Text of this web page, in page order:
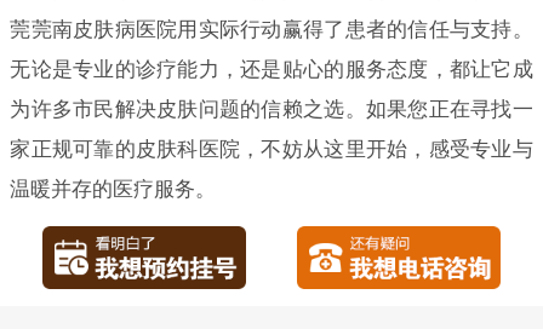
莞莞南皮肤病医院用实际行动赢得了患者的信任与支持。
无论是专业的诊疗能力，还是贴心的服务态度，都让它成
为许多市民解决皮肤问题的信赖之选。如果您正在寻找一
家正规可靠的皮肤科医院，不妨从这里开始，感受专业与
温暖并存的医疗服务。